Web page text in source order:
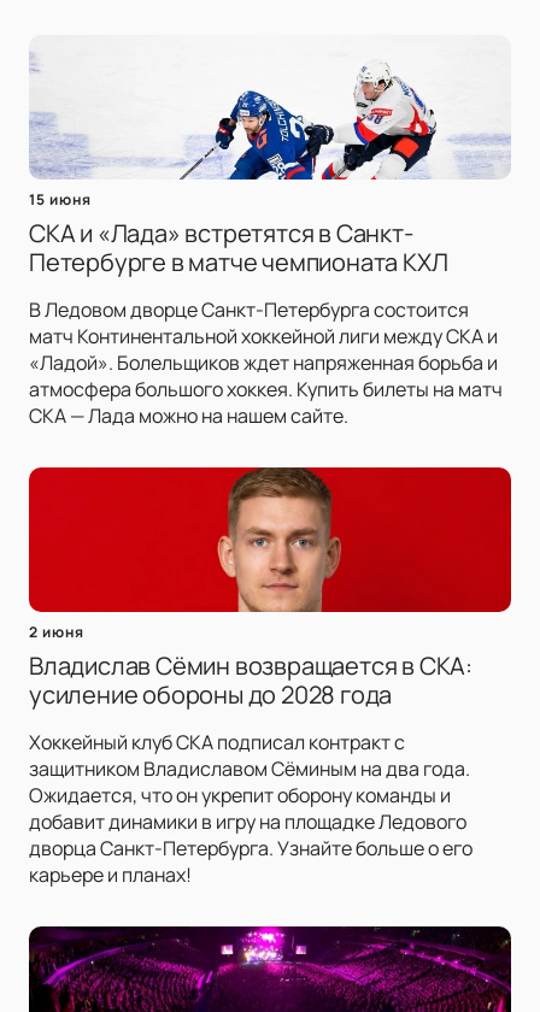
15 июня
СКА и «Лада» встретятся в Санкт-
Петербурге в матче чемпионата КХЛ
В Ледовом дворце Санкт-Петербурга состоится
матч Континентальной хоккейной лиги между СКА и
«Ладой». Болельщиков ждет напряженная борьба и
атмосфера большого хоккея. Купить билеты на матч
СКА — Лада можно на нашем сайте.
2 июня
Владислав Сёмин возвращается в СКА:
усиление обороны до 2028 года
Хоккейный клуб СКА подписал контракт с
защитником Владиславом Сёминым на два года.
Ожидается, что он укрепит оборону команды и
добавит динамики в игру на площадке Ледового
дворца Санкт-Петербурга. Узнайте больше о его
карьере и планах!